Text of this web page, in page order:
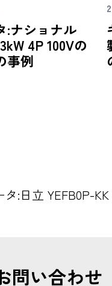
:ナショナル
4P 100Vの
事例
タ:日立 YEFB0P-
問い合わせ